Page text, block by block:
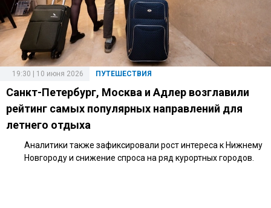
ПУТЕШЕСТВИЯ
19:30 | 10 июня 2026
Санкт-Петербург, Москва и Адлер возглавили
рейтинг самых популярных направлений для
летнего отдыха
Аналитики также зафиксировали рост интереса к Нижнему
Новгороду и снижение спроса на ряд курортных городов.